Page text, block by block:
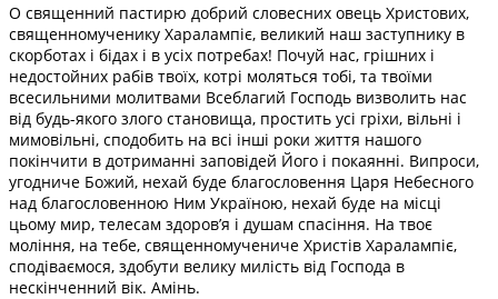
О священний пастирю добрий словесних овець Христових,
священномученику Харалампіє, великий наш заступнику в
скорботах і бідах і в усіх потребах! Почуй нас, грішних і
недостойних рабів твоїх, котрі моляться тобі, та твоїми
всесильними молитвами Всеблагий Господь визволить нас
від будь-якого злого становища, простить усі гріхи, вільні і
мимовільні, сподобить на всі інші роки життя нашого
покінчити в дотриманні заповідей Його і покаянні. Випроси,
угодниче Божий, нехай буде благословення Царя Небесного
над благословенною Ним Україною, нехай буде на місці
цьому мир, телесам здоров’я і душам спасіння. На твоє
моління, на тебе, священномучениче Христів Харалампіє,
сподіваємося, здобути велику милість від Господа в
нескінченний вік. Амінь.